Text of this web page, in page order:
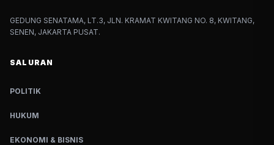
GEDUNG SENATAMA, LT.3, JLN. KRAMAT KWITANG NO. 8, KWITANG,
SENEN, JAKARTA PUSAT.
SALURAN
POLITIK
HUKUM
EKONOMI & BISNIS